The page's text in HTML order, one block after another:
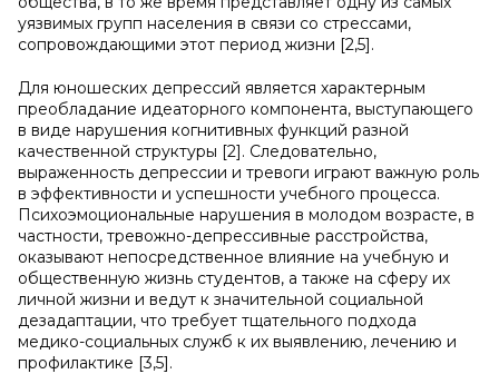
уязвимых групп населения в связи со стрессами,
сопровождающими этот период жизни [2,5].
Для юношеских депрессий является характерным
преобладание идеаторного компонента, выступающего
в виде нарушения когнитивных функций разной
качественной структуры [2]. Следовательно,
выраженность депрессии и тревоги играют важную роль
в эффективности и успешности учебного процесса.
Психоэмоциональные нарушения в молодом возрасте, в
частности, тревожно-депрессивные расстройства,
оказывают непосредственное влияние на учебную и
общественную жизнь студентов, а также на сферу их
личной жизни и ведут к значительной социальной
дезадаптации, что требует тщательного подхода
медико-социальных служб к их выявлению, лечению и
профилактике [3,5].